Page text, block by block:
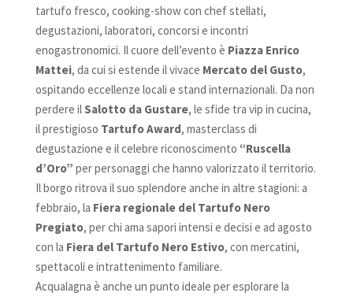
tartufo fresco, cooking-show con chef stellati,
degustazioni, laboratori, concorsi e incontri
enogastronomici. Il cuore dell’evento è Piazza Enrico
Mattei, da cui si estende il vivace Mercato del Gusto,
ospitando eccellenze locali e stand internazionali. Da non
perdere il Salotto da Gustare, le sfide tra vip in cucina,
il prestigioso Tartufo Award, masterclass di
degustazione e il celebre riconoscimento “Ruscella
d’Oro” per personaggi che hanno valorizzato il territorio.
Il borgo ritrova il suo splendore anche in altre stagioni: a
febbraio, la Fiera regionale del Tartufo Nero
Pregiato, per chi ama sapori intensi e decisi e ad agosto
con la Fiera del Tartufo Nero Estivo, con mercatini,
spettacoli e intrattenimento familiare.
Acqualagna è anche un punto ideale per esplorare la